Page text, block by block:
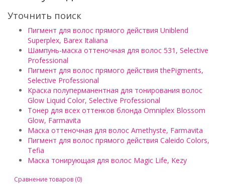
Уточнить поиск
Пигмент для волос прямого действия Uniblend
Superplex, Barex Italiana
Шампунь-маска оттеночная для волос 531, Selective
Professional
Пигмент для волос прямого действия thePigments,
Selective Professional
Краска полуперманентная для тонирования волос
Glow Liquid Color, Selective Professional
Тонер для всех оттенков блонда Omniplex Blossom
Glow, Farmavita
Маска оттеночная для волос Amethyste, Farmavita
Пигмент для волос прямого действия Caleido Colors,
Tefia
Маска тонирующая для волос Magic Life, Kezy
Сравнение товаров (0)